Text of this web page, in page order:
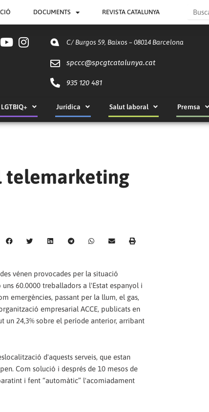
DOCUMENTS REVISTA CATALUNYA Search
C/ Burgos 59, Baixos – 08014 Barcelona
spccc@spcgtcatalunya.cat
935 120 481
Jurídica Salut laboral Premsa
telemarketing
vénen provocades per la situació
60.0000 treballadors a l'Estat espanyol i
emergències, passant per la llum, el gas,
empresarial ACCE, publicats en
un 24,3% sobre el període anterior, arribant
d'aquests serveis, que estan
Com solució i després de 10 mesos de
i fent “automàtic” l'acomiadament